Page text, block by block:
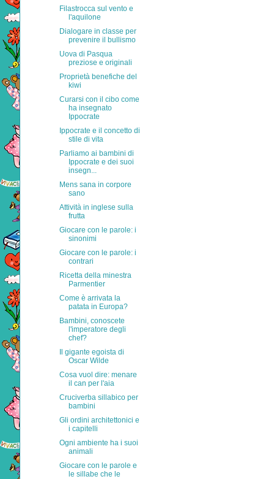
Filastrocca sul vento e
l'aquilone
Dialogare in classe per
prevenire il bullismo
Uova di Pasqua
preziose e originali
Proprietà benefiche del
kiwi
Curarsi con il cibo come
ha insegnato
Ippocrate
Ippocrate e il concetto di
stile di vita
Parliamo ai bambini di
Ippocrate e dei suoi
insegn...
Mens sana in corpore
sano
Attività in inglese sulla
frutta
Giocare con le parole: i
sinonimi
Giocare con le parole: i
contrari
Ricetta della minestra
Parmentier
Come è arrivata la
patata in Europa?
Bambini, conoscete
l'imperatore degli
chef?
Il gigante egoista di
Oscar Wilde
Cosa vuol dire: menare
il can per l'aia
Cruciverba sillabico per
bambini
Gli ordini architettonici e
i capitelli
Ogni ambiente ha i suoi
animali
Giocare con le parole e
le sillabe che le